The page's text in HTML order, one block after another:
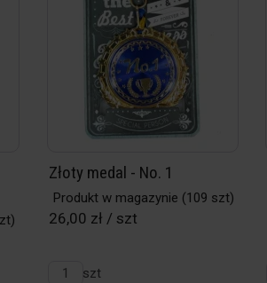
Złoty medal - No. 1
Produkt w magazynie (109 szt)
26,00 zł / szt
szt